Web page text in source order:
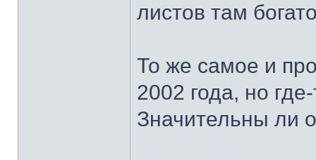
листов там
То же самое и
2002 года, но
Значительны ли